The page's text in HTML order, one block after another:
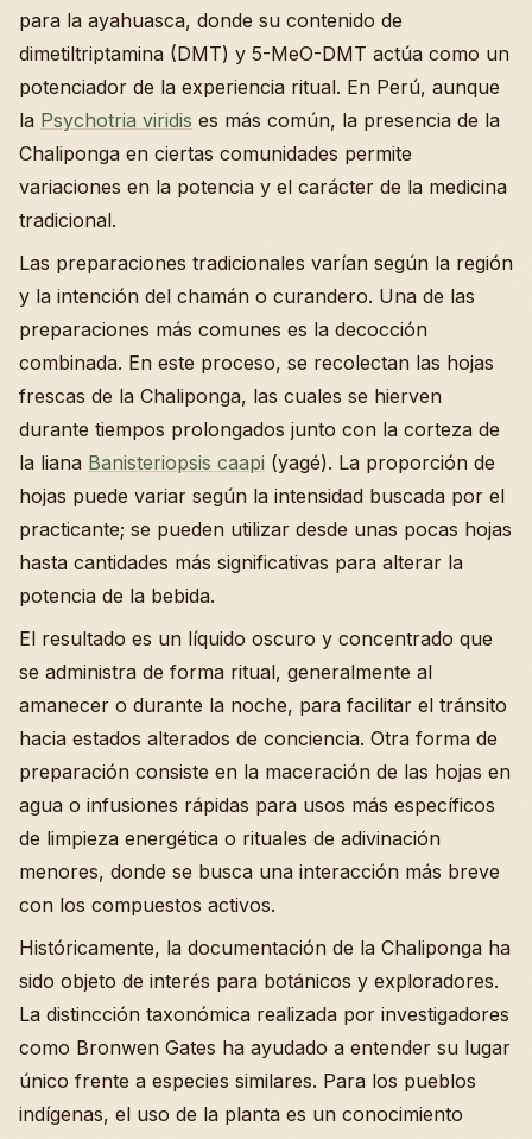
para la ayahuasca, donde su contenido de
dimetiltriptamina (DMT) y 5-MeO-DMT actúa como un
potenciador de la experiencia ritual. En Perú, aunque
la Psychotria viridis es más común, la presencia de la
Chaliponga en ciertas comunidades permite
variaciones en la potencia y el carácter de la medicina
tradicional.
Las preparaciones tradicionales varían según la región
y la intención del chamán o curandero. Una de las
preparaciones más comunes es la decocción
combinada. En este proceso, se recolectan las hojas
frescas de la Chaliponga, las cuales se hierven
durante tiempos prolongados junto con la corteza de
la liana Banisteriopsis caapi (yagé). La proporción de
hojas puede variar según la intensidad buscada por el
practicante; se pueden utilizar desde unas pocas hojas
hasta cantidades más significativas para alterar la
potencia de la bebida.
El resultado es un líquido oscuro y concentrado que
se administra de forma ritual, generalmente al
amanecer o durante la noche, para facilitar el tránsito
hacia estados alterados de conciencia. Otra forma de
preparación consiste en la maceración de las hojas en
agua o infusiones rápidas para usos más específicos
de limpieza energética o rituales de adivinación
menores, donde se busca una interacción más breve
con los compuestos activos.
Históricamente, la documentación de la Chaliponga ha
sido objeto de interés para botánicos y exploradores.
La distincción taxonómica realizada por investigadores
como Bronwen Gates ha ayudado a entender su lugar
único frente a especies similares. Para los pueblos
indígenas, el uso de la planta es un conocimiento